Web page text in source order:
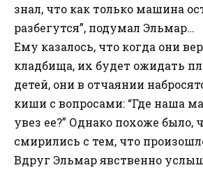
знал, что как только машина
разбегутся”, подумал Эльмар…
Ему казалось, что когда они
кладбища, их будет ожидать
детей, они в отчаянии
киши с вопросами: “Где наша
увез ее?” Однако похоже было,
смирились с тем, что
Вдруг Эльмар явственно